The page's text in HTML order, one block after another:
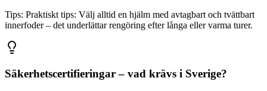
Tips: Praktiskt tips: Välj alltid en hjälm med avtagbart och tvättbart
innerfoder – det underlättar rengöring efter långa eller varma turer.
Säkerhetscertifieringar – vad krävs i Sverige?